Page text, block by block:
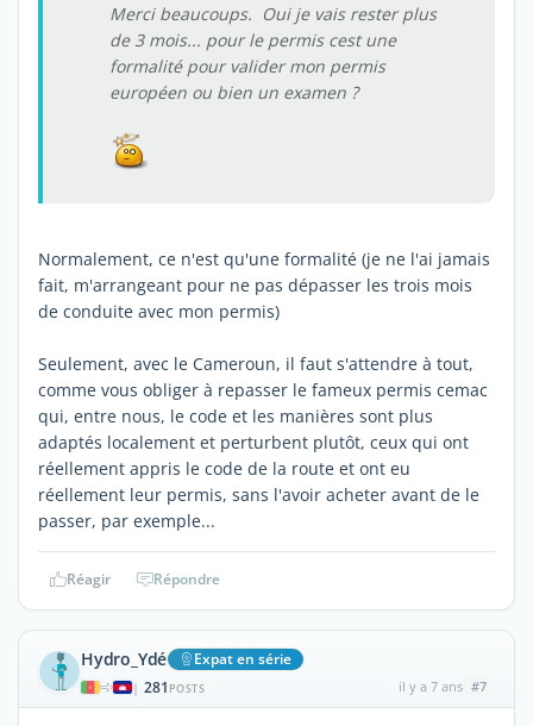
Merci beaucoups. Oui je vais rester plus
de 3 mois... pour le permis cest une
formalité pour valider mon permis
européen ou bien un examen ?
Normalement, ce n'est qu'une formalité (je ne l'ai jamais
fait, m'arrangeant pour ne pas dépasser les trois mois
de conduite avec mon permis)
Seulement, avec le Cameroun, il faut s'attendre à tout,
comme vous obliger à repasser le fameux permis cemac
qui, entre nous, le code et les manières sont plus
adaptés localement et perturbent plutôt, ceux qui ont
réellement appris le code de la route et ont eu
réellement leur permis, sans l'avoir acheter avant de le
passer, par exemple...
Réagir Répondre
Hydro_Ydé Expat en série
| 281 POSTS il y a 7 ans #7